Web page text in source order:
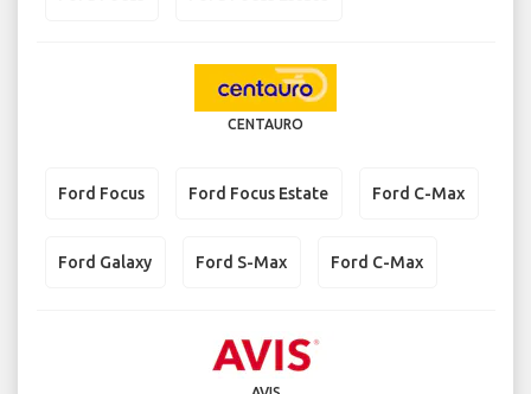
CENTAURO
Ford Focus Ford Focus Estate Ford C-Max
Ford Galaxy Ford S-Max Ford C-Max